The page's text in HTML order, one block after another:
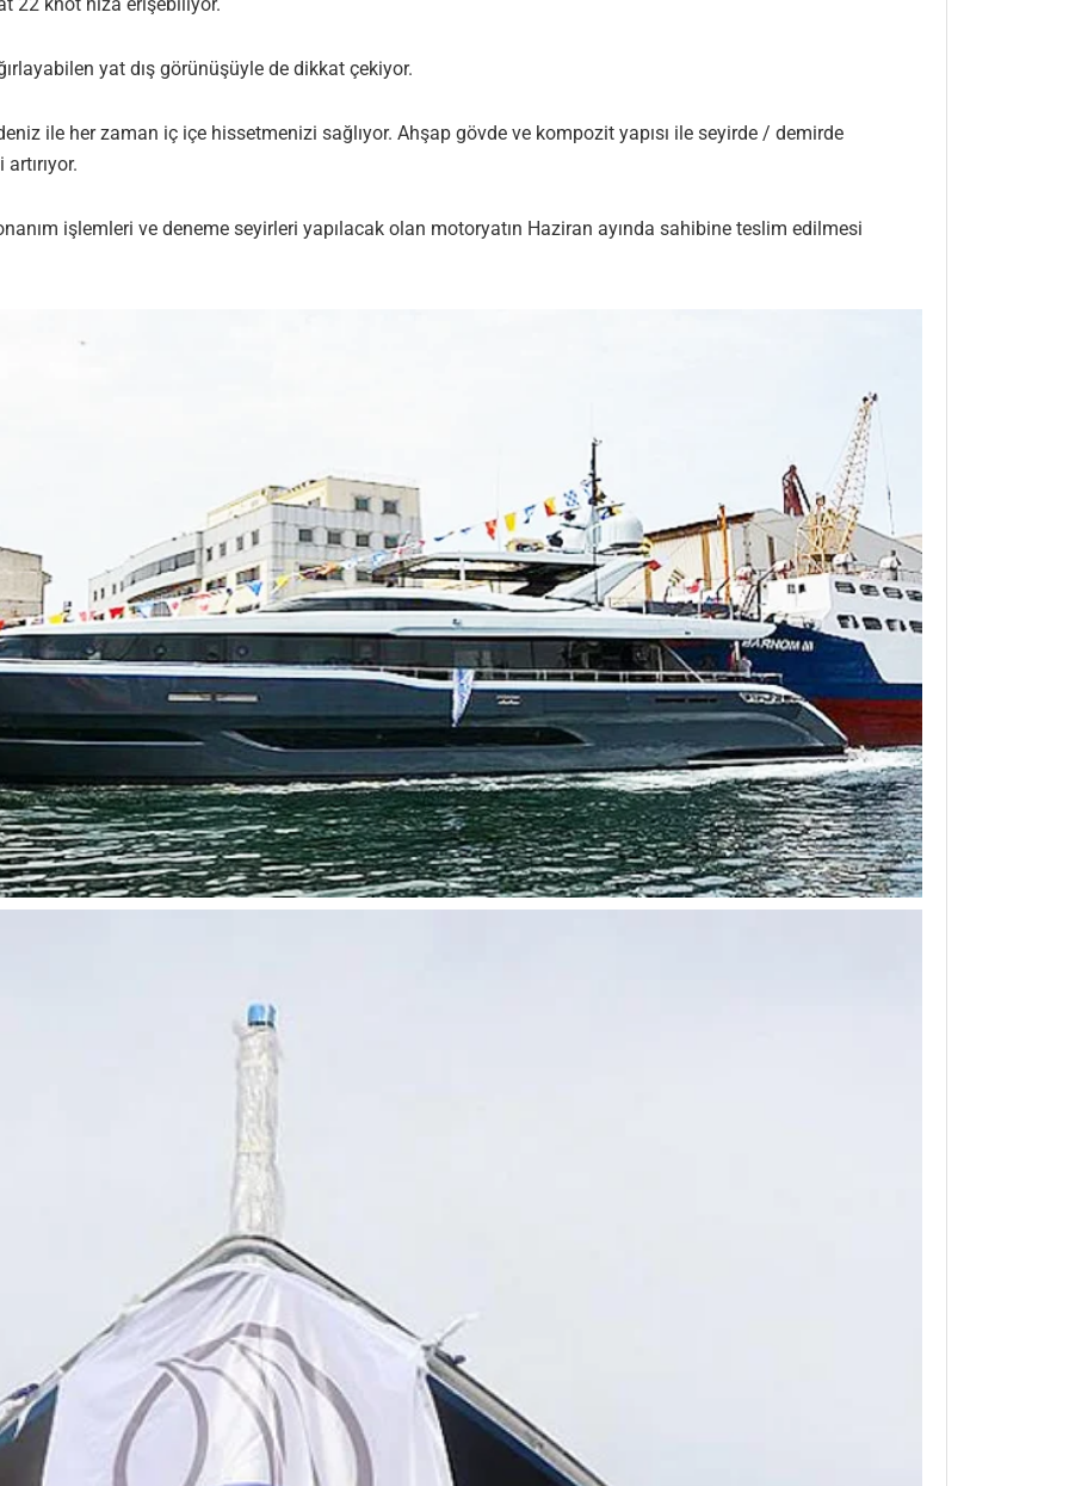
yat dış görünüşüyle de dikkat çekiyor.
ile her zaman iç içe hissetmenizi sağlıyor. Ahşap gövde ve kompozit yapısı ile seyirde / demirde
işlemleri ve deneme seyirleri yapılacak olan motoryatın Haziran ayında sahibine teslim edilmesi